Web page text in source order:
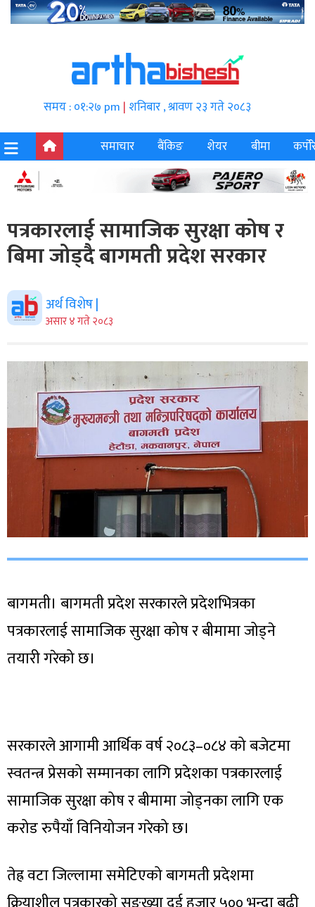
समय : ०१:२७ pm | शनिबार , श्रावण २३ गते २०८३
समाचार
बैंकिङ शेयर बीमा
पत्रकारलाई सामाजिक सुरक्षा कोष र
बिमा जोड्दै बागमती प्रदेश सरकार
अर्थ विशेष |
असार ४ गते २०८३
बागमती। बागमती प्रदेश सरकारले प्रदेशभित्रका
पत्रकारलाई सामाजिक सुरक्षा कोष र बीमामा जोड्ने
तयारी गरेको छ।
सरकारले आगामी आर्थिक वर्ष २०८३–०८४ को बजेटमा
स्वतन्त्र प्रेसको सम्मानका लागि प्रदेशका पत्रकारलाई
सामाजिक सुरक्षा कोष र बीमामा जोड्नका लागि एक
करोड रुपैयाँ विनियोजन गरेको छ।
तेह्र वटा जिल्लामा समेटिएको बागमती प्रदेशमा